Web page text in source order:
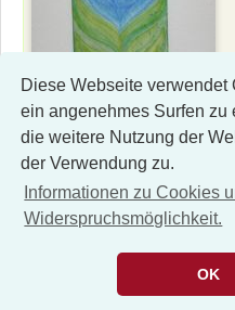
Diese Webseite verwendet
ein angenehmes Surfen zu
die weitere Nutzung der
der Verwendung zu.
Informationen zu Cookies
Widerspruchsmöglichkeit.
OK
Navigation
überspringen
Links Kontakt Impressum